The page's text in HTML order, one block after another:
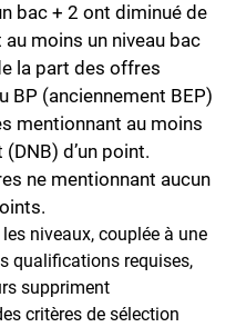
bac + 2 ont diminué de
moins un niveau bac
la part des offres
BP (anciennement BEP)
mentionnant au moins
d’un point.
ne mentionnant aucun
niveaux, couplée à une
qualifications requises,
suppriment
critères de sélection